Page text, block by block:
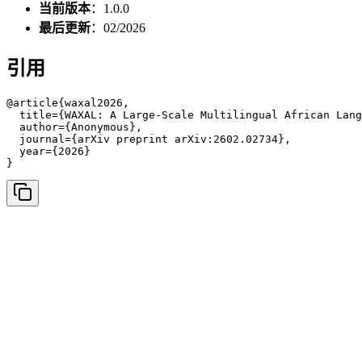
当前版本：1.0.0
最后更新：02/2026
引用
@article{waxal2026,
title={WAXAL: A Large-Scale Multilingual African
  author={Anonymous},
  journal={arXiv preprint arXiv:2602.02734},
  year={2026}
}